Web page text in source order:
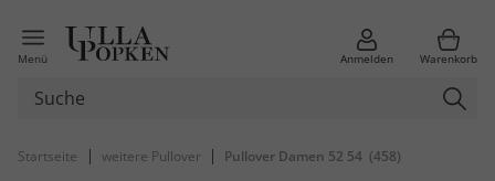
Menü Anmelden Warenkorb
Startseite | weitere Pullover | Pullover Damen 52 54 (458)